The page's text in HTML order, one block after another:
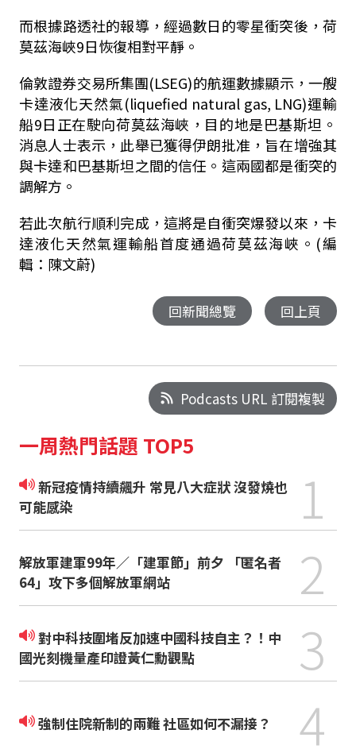
而根據路透社的報導，經過數日的零星衝突後，荷
莫茲海峽9日恢復相對平靜。
倫敦證券交易所集團(LSEG)的航運數據顯示，一艘
卡達液化天然氣(liquefied natural gas, LNG)運輸
船9日正在駛向荷莫茲海峽，目的地是巴基斯坦。
消息人士表示，此舉已獲得伊朗批准，旨在增強其
與卡達和巴基斯坦之間的信任。這兩國都是衝突的
調解方。
若此次航行順利完成，這將是自衝突爆發以來，卡
達液化天然氣運輸船首度通過荷莫茲海峽。(編
輯：陳文蔚)
回新聞總覽 回上頁
Podcasts URL 訂閱複製
一周熱門話題 TOP5
新冠疫情持續飆升 常見八大症狀 沒發燒也
可能感染
1
解放軍建軍99年／「建軍節」前夕 「匿名者
64」攻下多個解放軍網站
2
對中科技圍堵反加速中國科技自主？！中
國光刻機量產印證黃仁勳觀點
3
強制住院新制的兩難 社區如何不漏接？ 4